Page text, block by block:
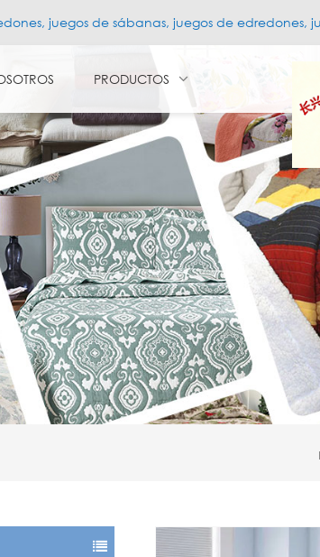
juegos de sábanas, juegos de edredones,
PRODUCTOS